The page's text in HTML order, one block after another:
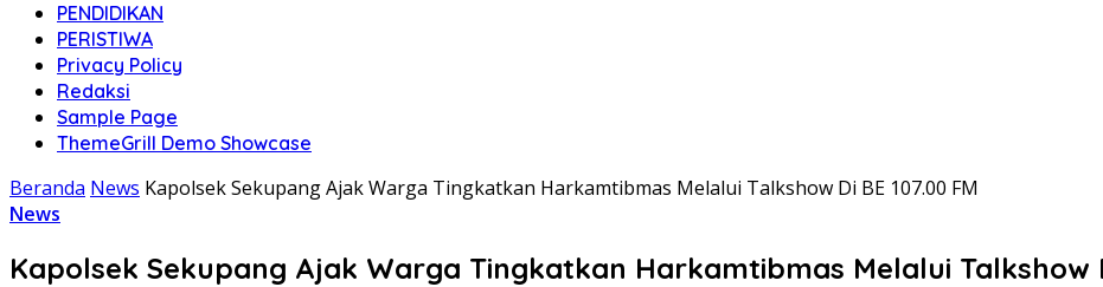
PENDIDIKAN
PERISTIWA
Privacy Policy
Redaksi
Sample Page
ThemeGrill Demo Showcase
Beranda News Kapolsek Sekupang Ajak Warga Tingkatkan Harkamtibmas Melalui Talkshow Di BE 107.00 FM
News
Kapolsek Sekupang Ajak Warga Tingkatkan Harkamtibmas Melalui Talkshow